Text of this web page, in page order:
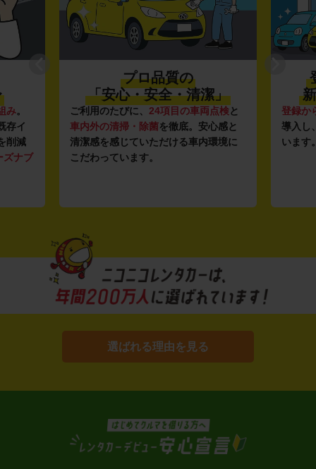
み。
存イ
削減
ズナブ
プロ品質の
「安心・安全・清潔」
ご利用のたびに、 24項目の車両点検と
車内外の清掃・除菌を徹底。安心感と
清潔感を感じていただける車内環境に
こだわっています。
登録か
導入し
います
選ばれる理由を見る